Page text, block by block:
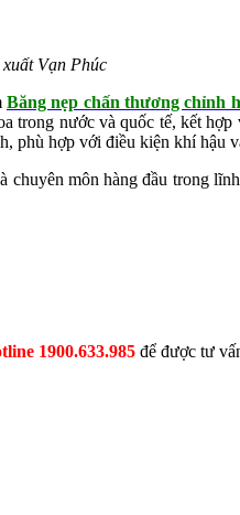
Vạn Phúc
Băng nẹp chấn thương chỉnh
trong nước và quốc tế, kết
phù hợp với điều kiện khí hậu
chuyên môn hàng đầu trong
1900.633.985 để được tư